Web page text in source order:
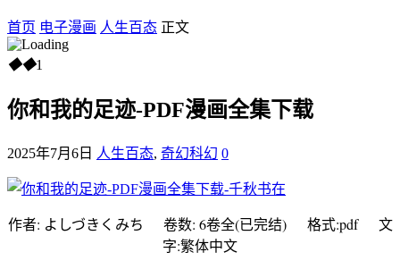
首页 电子漫画 人生百态 正文
◆◆1
你和我的足迹-PDF漫画全集下载
2025年7月6日 人生百态, 奇幻科幻 0
作者: よしづきくみち 卷数: 6卷全(已完结) 格式:pdf 文
字:繁体中文